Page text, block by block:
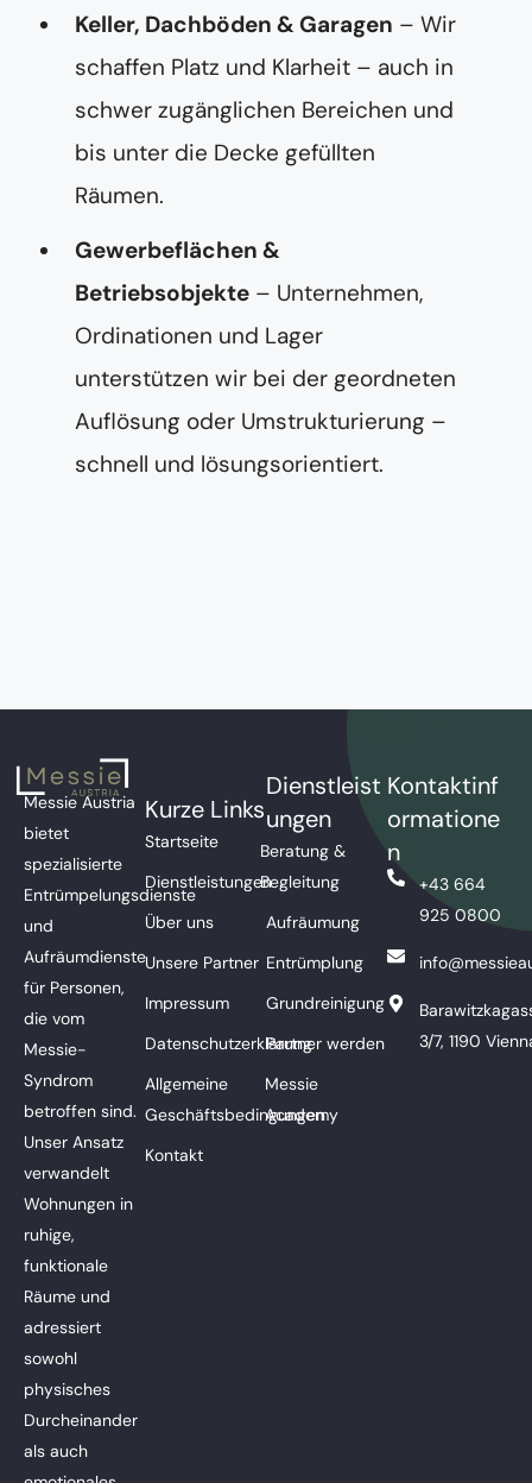
Keller, Dachböden & Garagen – Wir
schaffen Platz und Klarheit – auch in
schwer zugänglichen Bereichen und
bis unter die Decke gefüllten
Räumen.
Gewerbeflächen &
Betriebsobjekte – Unternehmen,
Ordinationen und Lager
unterstützen wir bei der geordneten
Auflösung oder Umstrukturierung –
schnell und lösungsorientiert.
Messie Austria
bietet
spezialisierte
Entrümpelungsdienste
und
Aufräumdienste
für Personen,
die vom
Messie-
Syndrom
betroffen sind.
Unser Ansatz
verwandelt
Wohnungen in
ruhige,
funktionale
Räume und
adressiert
sowohl
physisches
Durcheinander
als auch
Kurze Links
Startseite
Dienstleistungen
Über uns
Unsere Partner
Impressum
Datenschutzerklärung
Allgemeine
Geschäftsbedingungen
Kontakt
Dienstleist
ungen
Beratung &
Begleitung
Aufräumung
Entrümplung
Grundreinigung
Partner werden
Messie
Academy
Kontaktinf
ormatione
n
+43 664
925 0800
3/7, 1190